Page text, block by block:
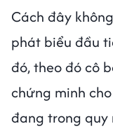
Cách đây
phát biểu đầu
đó, theo đó cô
chứng minh
đang trong quy